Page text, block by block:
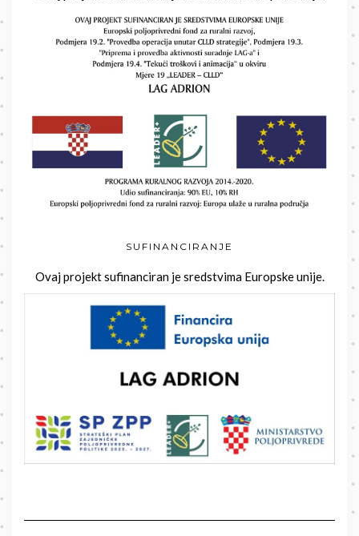
SUFINANCIRANJE
Ovaj projekt sufinanciran je sredstvima Europske unije.